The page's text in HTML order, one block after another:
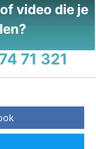
video die je
71 321